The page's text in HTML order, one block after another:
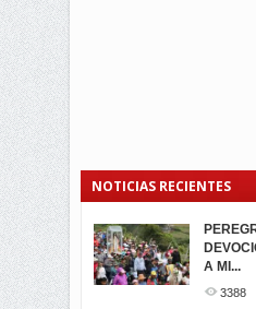
NOTICIAS RECIENTES
A MI...
3388
DE LA
3059
M...